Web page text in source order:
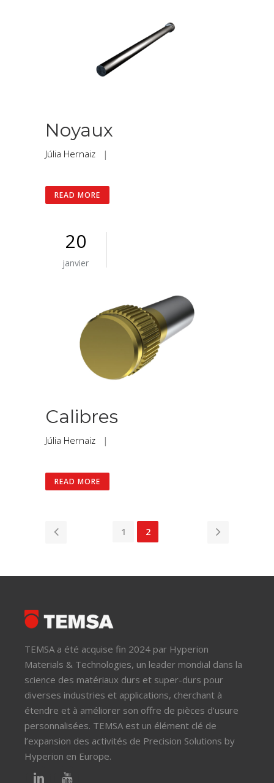
Noyaux
Júlia Hernaiz |
READ MORE
20
janvier
Calibres
Júlia Hernaiz |
READ MORE
1 2
TEMSA a été acquise fin 2024 par Hyperion
Materials & Technologies, un leader mondial dans la
science des matériaux durs et super-durs pour
diverses industries et applications, cherchant à
étendre et à améliorer son offre de pièces d’usure
personnalisées. TEMSA est un élément clé de
l’expansion des activités de Precision Solutions by
Hyperion en Europe.